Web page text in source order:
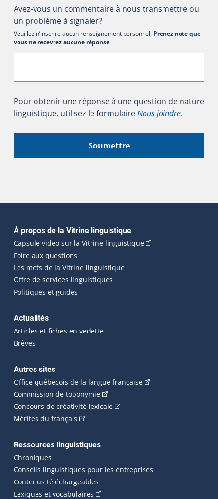
Avez-vous un commentaire à nous transmettre ou
un problème à signaler?
Veuillez n’inscrire aucun renseignement personnel. Prenez note que
vous ne recevrez aucune réponse.
Pour obtenir une réponse à une question de nature
linguistique, utilisez le formulaireNous joindre.
Soumettre
Navigation principale
À propos de la Vitrine linguistique
Capsule vidéo sur la Vitrine linguistique(Cet hyperlien
Foire aux questions
Les mots de la Vitrine linguistique
Offre de services linguistiques
Politiques et guides
Actualités
Articles et fiches en vedette
Brèves
Autres sites
Office québécois de la langue française(Cet hyperlien
Commission de toponymie(Cet hyperlien externe s'ouvrira
Concours de créativité lexicale(Cet hyperlien externe
Mérites du français (Cet hyperlien externe s'ouvrira dans une
Ressources linguistiques
Chroniques
Conseils linguistiques pour les entreprises
Contenus téléchargeables
Lexiques et vocabulaires (Cet hyperlien externe s'ouvrira